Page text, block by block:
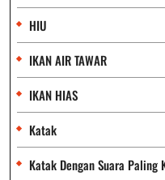
HIU
IKAN AIR TAWAR
IKAN HIAS
Katak
Katak Dengan Suara Paling